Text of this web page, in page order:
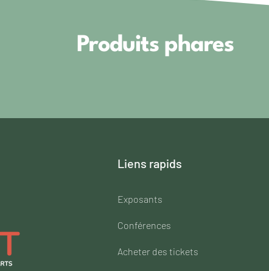
Produits phares
Liens rapids
Exposants​
Conférences
Acheter des tickets